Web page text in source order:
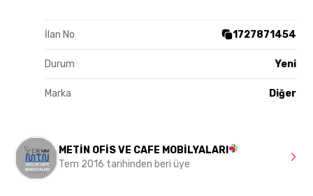
İlan No 1727871454
Durum Yeni
Marka Diğer
METİN OFİS VE CAFE MOBİLYALARI
Tem 2016 tarihinden beri üye